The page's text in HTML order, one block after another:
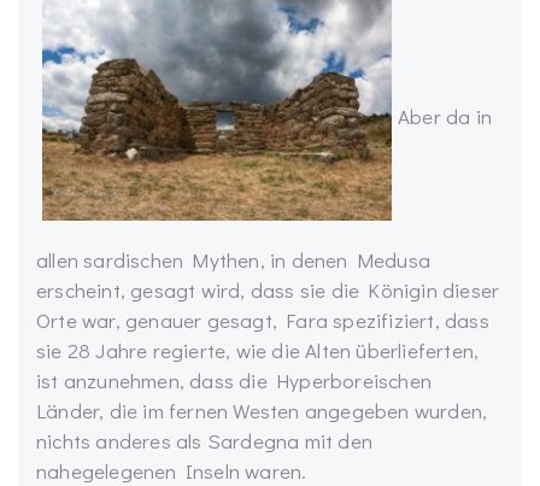
Aber da in
allen sardischen Mythen, in denen Medusa
erscheint, gesagt wird, dass sie die Königin dieser
Orte war, genauer gesagt, Fara spezifiziert, dass
sie 28 Jahre regierte, wie die Alten überlieferten,
ist anzunehmen, dass die Hyperboreischen
Länder, die im fernen Westen angegeben wurden,
nichts anderes als Sardegna mit den
nahegelegenen Inseln waren.